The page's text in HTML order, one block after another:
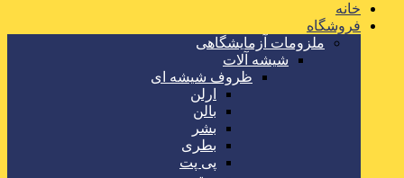
خانه
فروشگاه
ملزومات آزمایشگاهی
شیشه آلات
ظروف شیشه ای
ارلن
بالن
بشر
بطری
پی پت